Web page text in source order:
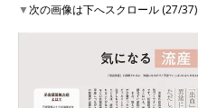
▼次の画像は下へスクロール (27/37)